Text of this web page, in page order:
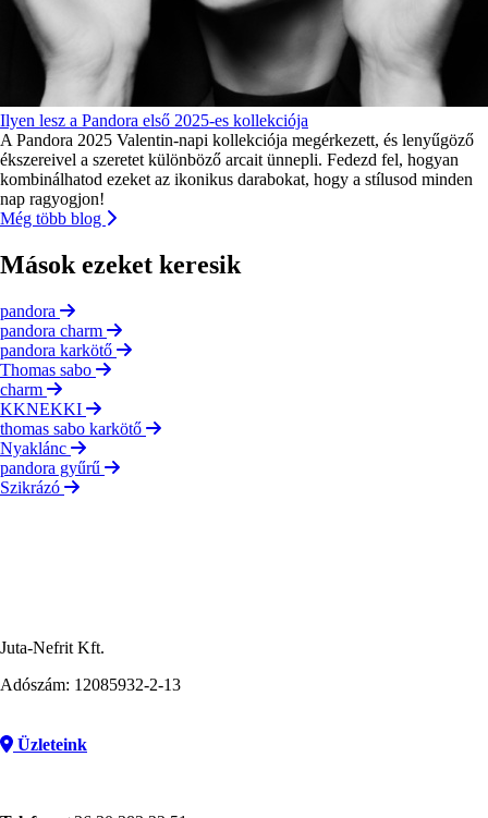
Ilyen lesz a Pandora első 2025-es kollekciója
A Pandora 2025 Valentin-napi kollekciója megérkezett, és lenyűgöző
ékszereivel a szeretet különböző arcait ünnepli. Fedezd fel, hogyan
kombinálhatod ezeket az ikonikus darabokat, hogy a stílusod minden
nap ragyogjon!
Még több blog
Mások ezeket keresik
pandora
pandora charm
pandora karkötő
Thomas sabo
charm
KKNEKKI
thomas sabo karkötő
Nyaklánc
pandora gyűrű
Szikrázó
Juta-Nefrit Kft.
Adószám: 12085932-2-13
Üzleteink